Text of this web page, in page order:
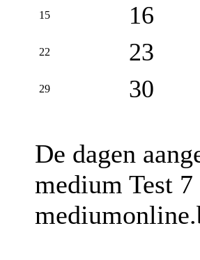
15 16
22 23
29 30
De dagen
medium Test